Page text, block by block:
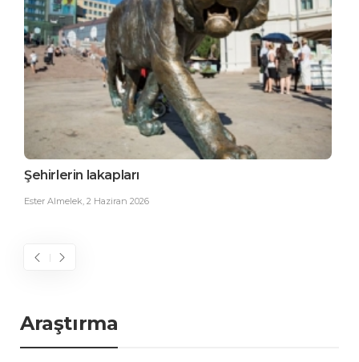
Şehirlerin lakapları
Ester Almelek, 2 Haziran 2026
Araştırma